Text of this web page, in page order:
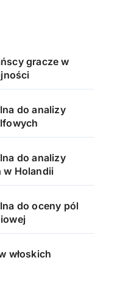
gracze w
do analizy
do analizy
Holandii
do oceny pól
włoskich